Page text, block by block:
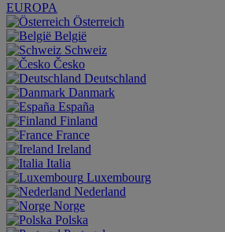
EUROPA
Österreich
België
Schweiz
Česko
Deutschland
Danmark
España
Finland
France
Ireland
Italia
Luxembourg
Nederland
Norge
Polska